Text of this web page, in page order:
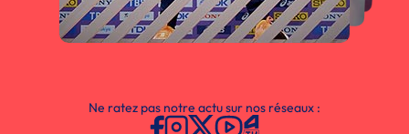
Ne ratez pas notre actu sur nos réseaux :